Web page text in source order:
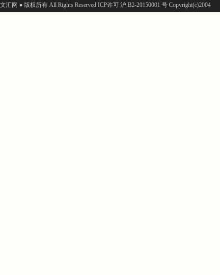
文汇网 ● 版权所有 All Rights Reserved ICP许可 沪 B2-20150001 号 Copyright(c)2004